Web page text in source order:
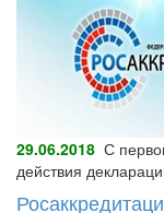
29.06.2018 С
действия